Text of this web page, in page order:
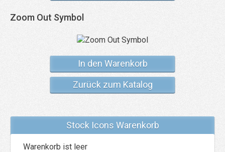
Zoom Out Symbol
In den Warenkorb
Zurück zum Katalog
Stock Icons Warenkorb
Warenkorb ist leer